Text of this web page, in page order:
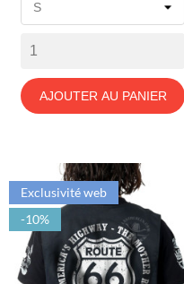
AJOUTER AU PANIER
Exclusivité web
-10%